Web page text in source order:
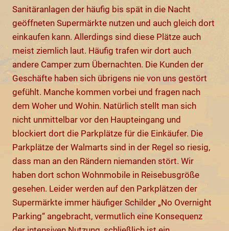
Sanitäranlagen der häufig bis spät in die Nacht
geöffneten Supermärkte nutzen und auch gleich dort
einkaufen kann. Allerdings sind diese Plätze auch
meist ziemlich laut. Häufig trafen wir dort auch
andere Camper zum Übernachten. Die Kunden der
Geschäfte haben sich übrigens nie von uns gestört
gefühlt. Manche kommen vorbei und fragen nach
dem Woher und Wohin. Natürlich stellt man sich
nicht unmittelbar vor den Haupteingang und
blockiert dort die Parkplätze für die Einkäufer. Die
Parkplätze der Walmarts sind in der Regel so riesig,
dass man an den Rändern niemanden stört. Wir
haben dort schon Wohnmobile in Reisebusgröße
gesehen. Leider werden auf den Parkplätzen der
Supermärkte immer häufiger Schilder „No Overnight
Parking“ angebracht, vermutlich eine Konsequenz